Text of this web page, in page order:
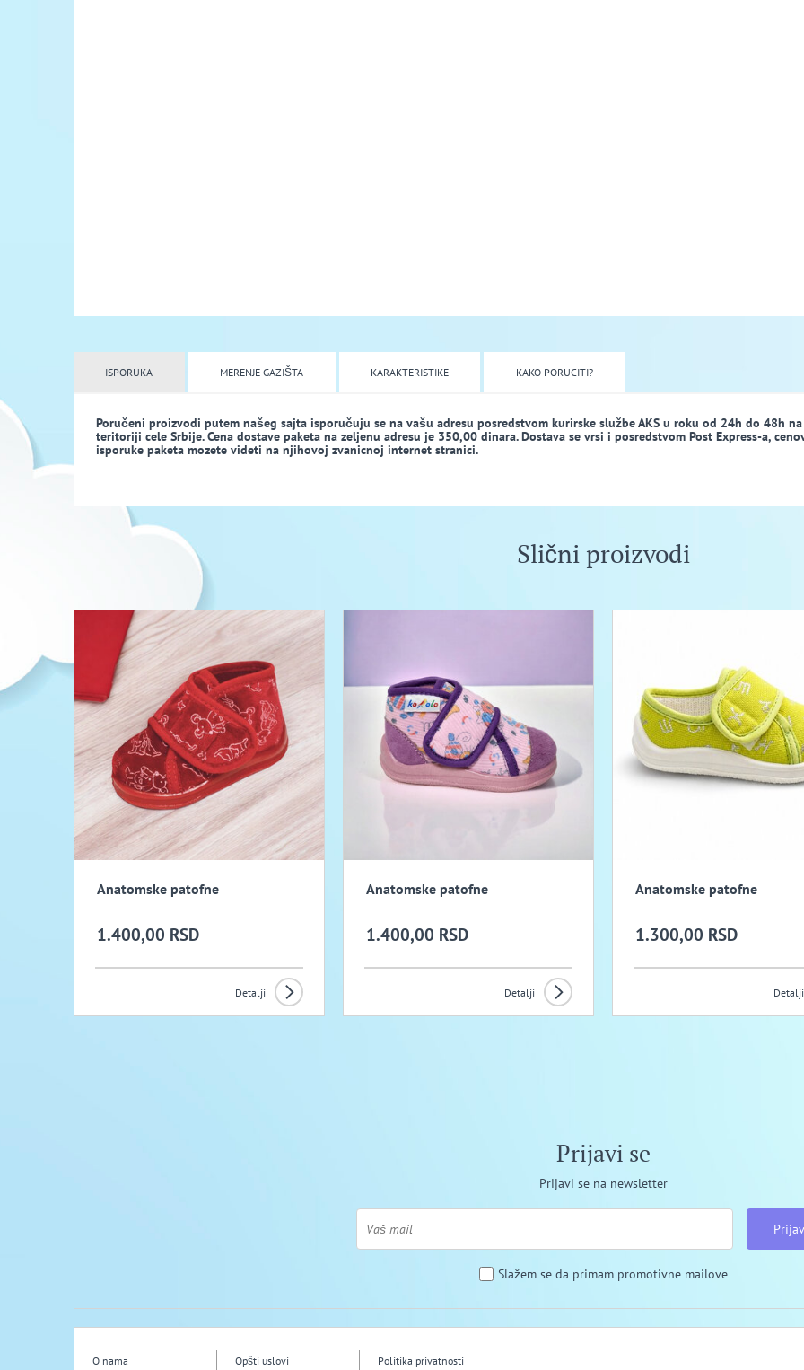
ISPORUKA MERENJE GAZIŠTA KARAKTERISTIKE KAKO PORUCITI?
Poručeni proizvodi putem našeg sajta isporučuju se na vašu adresu posredstvom kurirske službe AKS u roku od 24h do 48h na
teritoriji cele Srbije. Cena dostave paketa na zeljenu adresu je 350,00 dinara. Dostava se vrsi i posredstvom Post Express-a,
isporuke paketa mozete videti na njihovoj zvanicnoj internet stranici.
Slični proizvodi
Anatomske patofne
1.400,00 RSD
Detalji
Anatomske patofne
1.400,00 RSD
Detalji
Anatomske patofne
1.300,00 RSD
Detalji
Prijavi se
Prijavi se na newsletter
Slažem se da primam promotivne mailove
O nama Opšti uslovi Politika privatnosti